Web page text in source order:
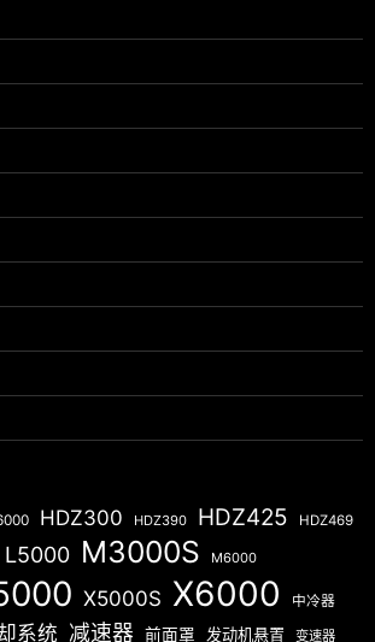
HDZ300 HDZ390 HDZ425 HDZ469
L5000 M3000S M6000
X5000S X6000 中冷器
系统 减速器 前面罩 发动机悬置 变速器